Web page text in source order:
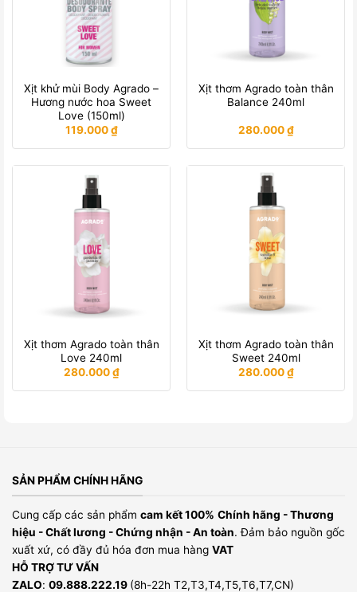
Xịt khử mùi Body Agrado –
Hương nước hoa Sweet
Love (150ml)
119.000₫
Xịt thơm Agrado toàn thân
Balance 240ml
280.000₫
Xịt thơm Agrado toàn thân
Love 240ml
280.000₫
Xịt thơm Agrado toàn thân
Sweet 240ml
280.000₫
SẢN PHẨM CHÍNH HÃNG
Cung cấp các sản phẩm cam kết 100% Chính hãng - Thương
hiệu - Chất lương - Chứng nhận - An toàn. Đảm bảo nguồn gốc
xuất xứ, có đầy đủ hóa đơn mua hàng VAT
HỖ TRỢ TƯ VẤN
ZALO: 09.888.222.19 (8h-22h T2,T3,T4,T5,T6,T7,CN)